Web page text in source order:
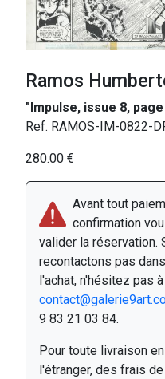
Ramos
"Impulse, issue 8, page
Ref. RAMOS-IM-0822-
280.00 €
Avant tout
confirmation
valider la réservation.
recontactons pas
l'achat, n'hésitez pas
9 83 21 03 84.
Pour toute livraison
l'étranger, des frais